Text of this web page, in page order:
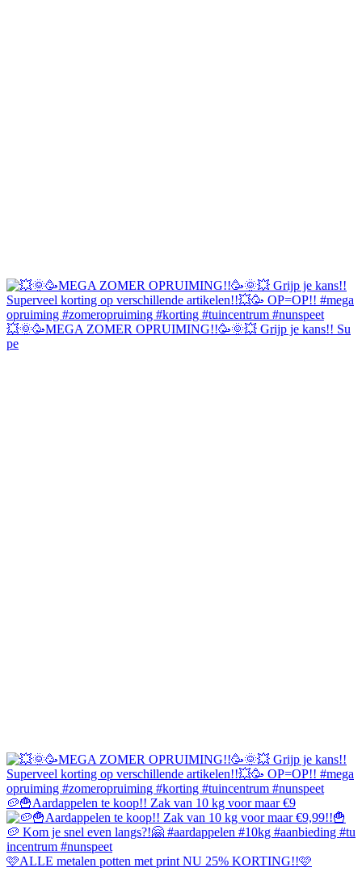
💥🌞🥳MEGA ZOMER OPRUIMING!!🥳🌞💥 Grijp je kans!! Su
pe
🥔🍟Aardappelen te koop!! Zak van 10 kg voor maar €9
🩷ALLE metalen potten met print NU 25% KORTING!!🩷